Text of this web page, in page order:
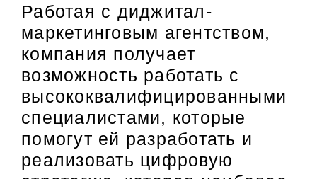
Работая с диджитал-
маркетинговым агентством,
компания получает
возможность работать с
высококвалифицированными
специалистами, которые
помогут ей разработать и
реализовать цифровую